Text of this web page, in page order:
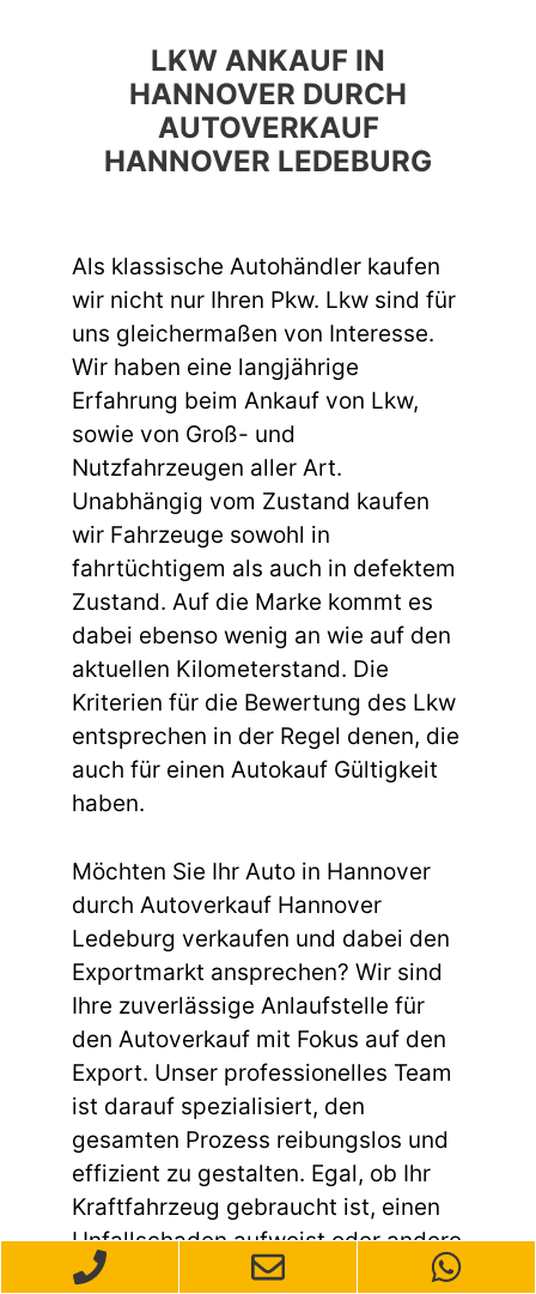
LKW ANKAUF IN
HANNOVER DURCH
AUTOVERKAUF
HANNOVER LEDEBURG
Als klassische Autohändler kaufen
wir nicht nur Ihren Pkw. Lkw sind für
uns gleichermaßen von Interesse.
Wir haben eine langjährige
Erfahrung beim Ankauf von Lkw,
sowie von Groß- und
Nutzfahrzeugen aller Art.
Unabhängig vom Zustand kaufen
wir Fahrzeuge sowohl in
fahrtüchtigem als auch in defektem
Zustand. Auf die Marke kommt es
dabei ebenso wenig an wie auf den
aktuellen Kilometerstand. Die
Kriterien für die Bewertung des Lkw
entsprechen in der Regel denen, die
auch für einen Autokauf Gültigkeit
haben.
Möchten Sie Ihr Auto in Hannover
durch Autoverkauf Hannover
Ledeburg verkaufen und dabei den
Exportmarkt ansprechen? Wir sind
Ihre zuverlässige Anlaufstelle für
den Autoverkauf mit Fokus auf den
Export. Unser professionelles Team
ist darauf spezialisiert, den
gesamten Prozess reibungslos und
effizient zu gestalten. Egal, ob Ihr
Kraftfahrzeug gebraucht ist, einen
Unfallschaden aufweist oder andere
Mängel hat – wir kaufen Ihr Auto